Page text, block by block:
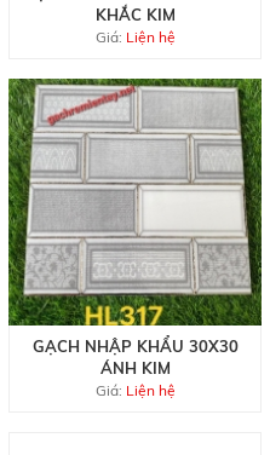
KHẮC KIM
Giá: Liện hệ
GẠCH NHẬP KHẨU 30X30
ÁNH KIM
Giá: Liện hệ